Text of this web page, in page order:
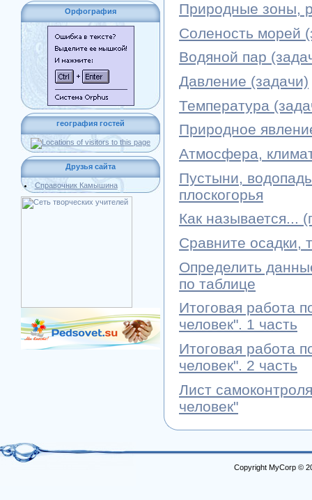
Орфография
география гостей
Друзья сайта
Справочник Камышина
Природные зоны,
Соленость морей
Водяной пар
Давление (задачи)
Температура
Природное
Атмосфера,
Пустыни,
плоскогорья
Как называется...
Сравните осадки,
Определить
по таблице
Итоговая работа
человек". 1 часть
Итоговая работа
человек". 2 часть
Лист
человек"
Copyright MyCorp ©